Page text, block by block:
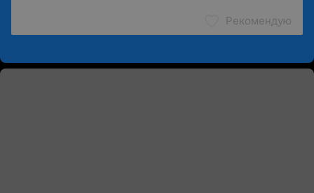
Рекомендую